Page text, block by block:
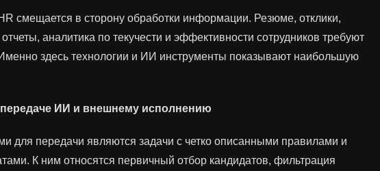
смещается в сторону обработки информации. Резюме, отклики,
аналитика по текучести и эффективности сотрудников требуют
здесь технологии и ИИ инструменты показывают наибольшую
ИИ и внешнему исполнению
для передачи являются задачи с четко описанными правилами и
К ним относятся первичный отбор кандидатов, фильтрация